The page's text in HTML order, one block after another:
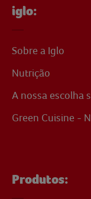
iglo:
Sobre a Iglo
Nutrição
A nossa escolha
Green Cuisine -
Produtos: